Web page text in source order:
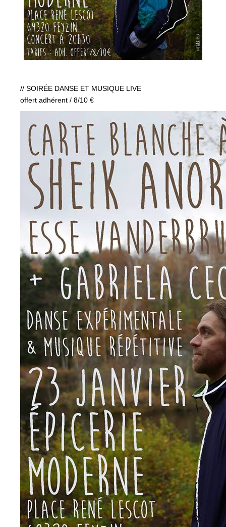
// SOIRÉE DANSE ET MUSIQUE LIVE
offert adhérent / 8/10 €